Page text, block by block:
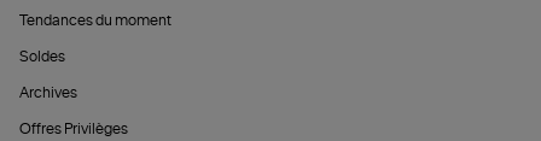
Tendances du moment
Soldes
Archives
Offres Privilèges